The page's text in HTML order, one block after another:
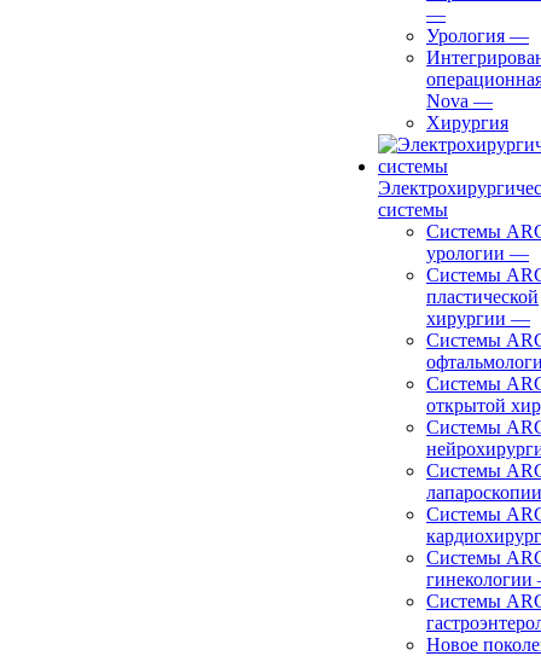
—
Урология —
Nova —
Хирургия
системы
Системы
урологии —
Системы
пластической
хирургии —
Системы
Системы
открытой
Системы
Системы
лапароскопии
Системы
Системы
гинекологии
Системы
Новое